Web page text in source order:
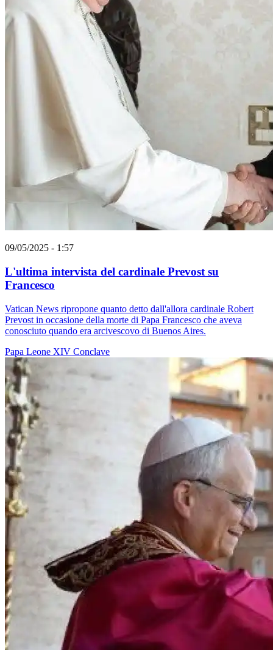
09/05/2025 - 1:57
L'ultima intervista del cardinale Prevost su
Francesco
Vatican News ripropone quanto detto dall'allora cardinale Robert
Prevost in occasione della morte di Papa Francesco che aveva
conosciuto quando era arcivescovo di Buenos Aires.
Papa Leone XIV Conclave